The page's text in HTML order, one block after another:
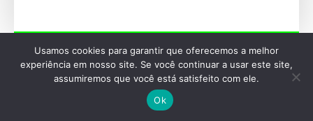
Usamos cookies para garantir que oferecemos a melhor
experiência em nosso site. Se você continuar a usar este site,
assumiremos que você está satisfeito com ele.
Ok